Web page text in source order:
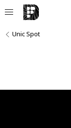
Unic Spot